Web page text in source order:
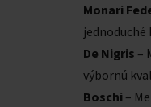
Monari
jednoduché
De Nigris –
výbornú
Boschi –